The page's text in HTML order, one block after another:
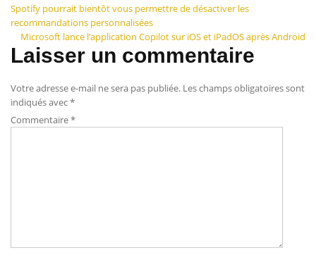
Navigation
de
l’article
Spotify pourrait bientôt vous permettre de désactiver les
recommandations personnalisées
Microsoft lance l’application Copilot sur iOS et iPadOS après Android
Laisser un commentaire
Votre adresse e-mail ne sera pas publiée. Les champs obligatoires sont
indiqués avec*
Commentaire*